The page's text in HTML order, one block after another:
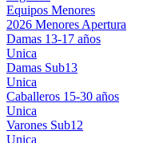
Equipos Menores
2026 Menores Apertura
Damas 13-17 años
Unica
Damas Sub13
Unica
Caballeros 15-30 años
Unica
Varones Sub12
Unica